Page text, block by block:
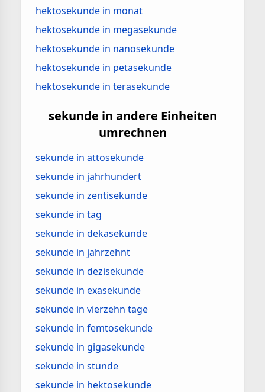
hektosekunde in monat
hektosekunde in megasekunde
hektosekunde in nanosekunde
hektosekunde in petasekunde
hektosekunde in terasekunde
sekunde in andere Einheiten
umrechnen
sekunde in attosekunde
sekunde in jahrhundert
sekunde in zentisekunde
sekunde in tag
sekunde in dekasekunde
sekunde in jahrzehnt
sekunde in dezisekunde
sekunde in exasekunde
sekunde in vierzehn tage
sekunde in femtosekunde
sekunde in gigasekunde
sekunde in stunde
sekunde in hektosekunde